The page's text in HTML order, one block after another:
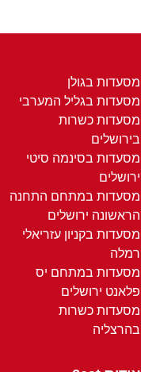
מסעדות בגולן
מסעדות בגליל המערבי
מסעדות כשרות
בירושלים
מסעדות בסינמה סיטי
ירושלים
מסעדות במתחם התחנה
הראשונה ירושלים
מסעדות בקניון עזריאלי
רמלה
מסעדות במתחם יס
פלאנט ירושלים
מסעדות כשרות
בהרצליה